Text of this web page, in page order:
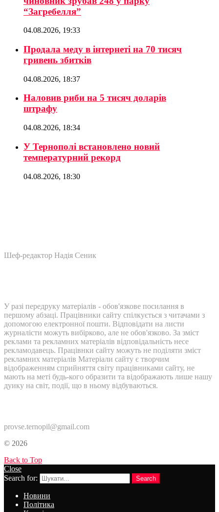
“Загребелля”
04.08.2026, 19:33
Продала меду в інтернеті на 70 тисяч
гривень збитків
04.08.2026, 18:37
Наловив риби на 5 тисяч доларів
штрафу
04.08.2026, 18:34
У Тернополі встановлено новий
температурний рекорд
04.08.2026, 18:30
Шеф-редактор Надія Сеник
У разі передруку матеріалів - обов'язкове посилання в
першому абзаці. Працівники сайту спілкується з читачами з
допомогою електронної пошти. Відповідати на листи
журналісти можуть вибірково, але не обов'язково. За зміст
реклами та рекламних матеріалів відповідальність несе
рекламодавець. Працівнки сайту можуть не поділяти зміст
рекламних матеріалів Матеріали сайту є творчим
відображенням сприйняття світу працівниками сайту, не
мають на меті будь-кого образити та відображають лише нашу
дуику на світ, події, що в ньому відбуваються.
provse.ternopil@gmail.com
© 2026
Back to Top
Close
Search for:
Search
Новини
Політика